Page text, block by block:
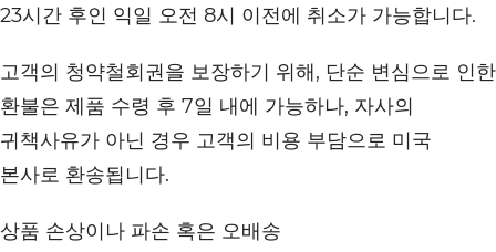
23시간 후인 익일 오전 8시 이전에 취소가 가능합니다.
고객의 청약철회권을 보장하기 위해, 단순 변심으로 인한
환불은 제품 수령 후 7일 내에 가능하나, 자사의
귀책사유가 아닌 경우 고객의 비용 부담으로 미국
본사로 환송됩니다.
상품 손상이나 파손 혹은 오배송